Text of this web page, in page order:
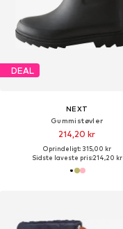
DEAL
NEXT
Gummistøvler
214,20 kr
Oprindeligt: 315,00 kr
Sidste laveste pris:214,20 kr